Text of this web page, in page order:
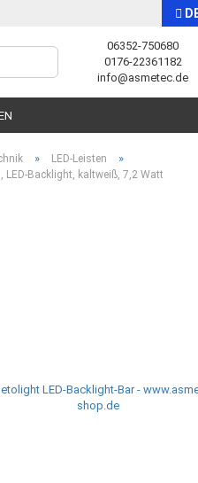
auswählen
06352-750680
0176-22361182
info@asmetec.de
» LED-Leisten »
LED-Backlight, kaltweiß, 7,2 Watt